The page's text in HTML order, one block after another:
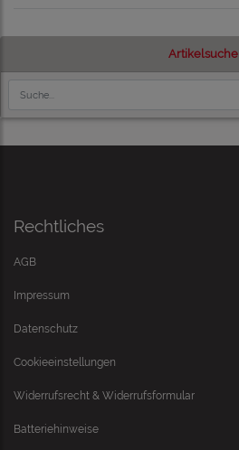
Artikelsuche
Rechtliches
AGB
Impressum
Datenschutz
Cookieeinstellungen
Widerrufsrecht & Widerrufsformular
Batteriehinweise